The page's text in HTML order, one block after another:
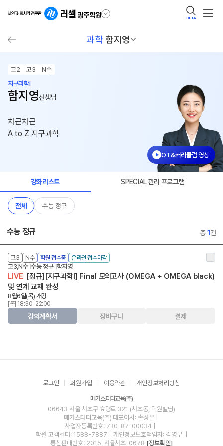
BETA
과학 함지영
고2 고3
N수
지구과학I
함지영선생님
차근차근
A to Z 지구과학
OT&커리큘럼 영상
강좌리스트 SPECIAL 관리 프로그램
전체 수능 정규
수능 정규 총1 건
고3 N수 학원 접수중 온라인 접수마감
고3,N수 수능 정규 함지영
LIVE [정규][지구과학I] Final 모의고사 (OMEGA + OMEGA black)
및 연계 교재 완성
8월6일(목) 개강
[목] 18:30-22:00
강의계획서 장바구니 결제
로그인 회원가입 이용약관 개인정보처리방침
메가스터디교육(주)
06643 서울 서초구 효령로 321 (서초동, 덕원빌딩)
메가스터디교육(주) 대표이사: 손성은 |
사업자등록번호: 780-87-00034
학원 고객센터: 1588-7887
| 개인정보보호책임자: 김영무
통신판매번호: 2015-서울서초-0678 [정보확인]